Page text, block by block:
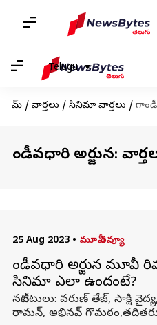
Telugu
హోమ్ / వార్తలు / సినిమా వార్తలు /
గాండీవధారి అర్జున:
25 Aug 2023 • మూవీ రివ్యూ
గాండీవధారి అర్జున మూవీ
సినిమా ఎలా ఉందంటే?
నటీనటులు: వరుణ్ తేజ్, సాక్షి
రామన్, అభినవ్